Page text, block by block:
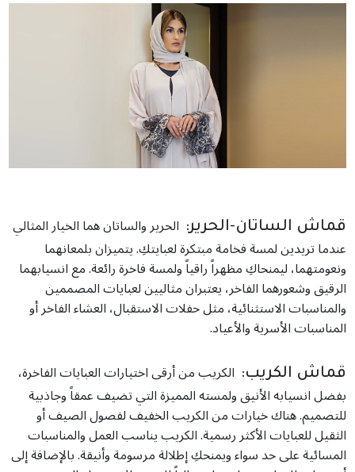
قماش الساتان-الحرير: الحرير والساتان هما الخيار المثالي
عندما تريدين لمسة فخامة مبتكرة لعبايتكِ. يتميزان بلمعانهما
ونعومتهما، ليمنحاكِ مظهراً راقياً ولمسة فاخرة رائعة. مع انسيابهما
الرقيق وشعورهما الفاخر، يعتبران مثاليين لعبايات المصممين
والمناسبات الاستثنائية، مثل حفلات الاستقبال، العشاء الفاخر أو
المناسبات الأسرية والأعياد.
قماش الكريب: الكريب من أرقى اختيارات العبايات الفاخرة،
بفضل انسيابه الأنيق ولمسته المميزة التي تضيف عمقاً وجاذبية
للتصميم. هناك خيارات من الكريب الخفيف لفصول الصيف أو
الثقيل للعبايات الأكثر رسمية. الكريب يناسب العمل والمناسبات
المسائية على حد سواء ويمنحكِ إطلالة مرسومة وأنيقة. بالإضافة إلى